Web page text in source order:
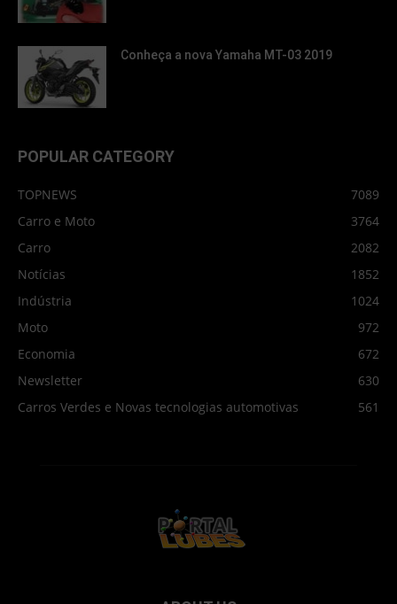
Conheça a nova Yamaha MT-03 2019
POPULAR CATEGORY
TOPNEWS
7089
Carro e Moto
3764
Carro
2082
Notícias
1852
Indústria
1024
Moto
972
Economia
672
Newsletter
630
Carros Verdes e Novas tecnologias automotivas
561